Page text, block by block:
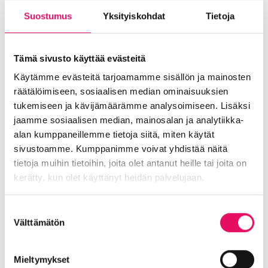
Suostumus Yksityiskohdat Tietoja
Tämä sivusto käyttää evästeitä
Käytämme evästeitä tarjoamamme sisällön ja mainosten
räätälöimiseen, sosiaalisen median ominaisuuksien
tukemiseen ja kävijämäärämme analysoimiseen. Lisäksi
jaamme sosiaalisen median, mainosalan ja analytiikka-
alan kumppaneillemme tietoja siitä, miten käytät
sivustoamme. Kumppanimme voivat yhdistää näitä
tietoja muihin tietoihin, joita olet antanut heille tai joita on
kerätty, kun olet käyttänyt heidän palvelujaan.
valinta
Välttämätön
Mieltymykset
tuotteemme myyntiin vain laadukkaisiin
ostoskokemuksen.
Koronakeväänä 2020 jouduimme kuitenkin
määrittämään koko bisneksemme uudelleen.
Uudistimme verkkokauppamme. Teimme fiilis-
ja tuotekuvia, videoita tuotteiden käytöstä sekä
blogipostauksia.
Halusimme tarjota mahdollisimman
kiinnostavaa tietoa asiakkaillemme, jotta
verkossa kivijalkaliikkeiden tasolla, mutta
Onnistuminen: Lanseeraus Japanissa toi